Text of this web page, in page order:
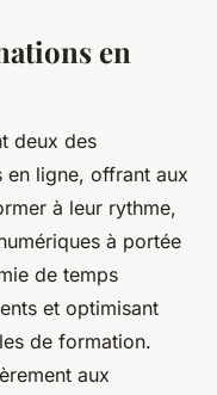
en
deux des
ligne, offrant aux
à leur rythme,
à portée
de temps
et optimisant
de formation.
aux